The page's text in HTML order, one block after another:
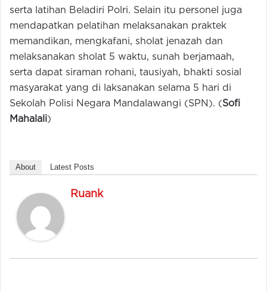
serta latihan Beladiri Polri. Selain itu personel juga
mendapatkan pelatihan melaksanakan praktek
memandikan, mengkafani, sholat jenazah dan
melaksanakan sholat 5 waktu, sunah berjamaah,
serta dapat siraman rohani, tausiyah, bhakti sosial
masyarakat yang di laksanakan selama 5 hari di
Sekolah Polisi Negara Mandalawangi (SPN). (Sofi
Mahalali)
About Latest Posts
Ruank